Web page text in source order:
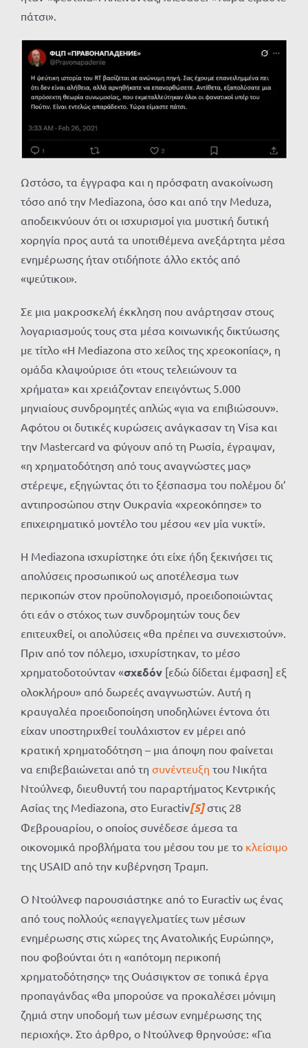
πάτσι».
Ωστόσο, τα έγγραφα και η πρόσφατη ανακοίνωση
τόσο από την Mediazona, όσο και από την Meduza,
αποδεικνύουν ότι οι ισχυρισμοί για μυστική δυτική
χορηγία προς αυτά τα υποτιθέμενα ανεξάρτητα μέσα
ενημέρωσης ήταν οτιδήποτε άλλο εκτός από
«ψεύτικοι».
Σε μια μακροσκελή έκκληση που ανάρτησαν στους
λογαριασμούς τους στα μέσα κοινωνικής δικτύωσης
με τίτλο «Η Mediazona στο χείλος της χρεοκοπίας», η
ομάδα κλαψούρισε ότι «τους τελειώνουν τα
χρήματα» και χρειάζονταν επειγόντως 5.000
μηνιαίους συνδρομητές απλώς «για να επιβιώσουν».
Αφότου οι δυτικές κυρώσεις ανάγκασαν τη Visa και
την Mastercard να φύγουν από τη Ρωσία, έγραψαν,
«η χρηματοδότηση από τους αναγνώστες μας»
στέρεψε, εξηγώντας ότι το ξέσπασμα του πολέμου δι’
αντιπροσώπου στην Ουκρανία «χρεοκόπησε» το
επιχειρηματικό μοντέλο του μέσου «εν μία νυκτί».
Η Mediazona ισχυρίστηκε ότι είχε ήδη ξεκινήσει τις
απολύσεις προσωπικού ως αποτέλεσμα των
περικοπών στον προϋπολογισμό, προειδοποιώντας
ότι εάν ο στόχος των συνδρομητών τους δεν
επιτευχθεί, οι απολύσεις «θα πρέπει να συνεχιστούν».
Πριν από τον πόλεμο, ισχυρίστηκαν, το μέσο
χρηματοδοτούνταν «σχεδόν [εδώ δίδεται έμφαση] εξ
ολοκλήρου» από δωρεές αναγνωστών. Αυτή η
κραυγαλέα προειδοποίηση υποδηλώνει έντονα ότι
είχαν υποστηριχθεί τουλάχιστον εν μέρει από
κρατική χρηματοδότηση – μια άποψη που φαίνεται
να επιβεβαιώνεται από τη συνέντευξη του Νικήτα
Ντούλνεφ, διευθυντή του παραρτήματος Κεντρικής
Ασίας της Mediazona, στο Euractiv[5]στις 28
Φεβρουαρίου, ο οποίος συνέδεσε άμεσα τα
οικονομικά προβλήματα του μέσου του με το κλείσιμο
της USAID από την κυβέρνηση Τραμπ.
Ο Ντούλνεφ παρουσιάστηκε από το Euractiv ως ένας
από τους πολλούς «επαγγελματίες των μέσων
ενημέρωσης στις χώρες της Ανατολικής Ευρώπης»,
που φοβούνται ότι η «απότομη περικοπή
χρηματοδότησης» της Ουάσιγκτον σε τοπικά έργα
προπαγάνδας «θα μπορούσε να προκαλέσει μόνιμη
ζημιά στην υποδομή των μέσων ενημέρωσης της
περιοχής». Στο άρθρο, ο Ντούλνεφ θρηνούσε: «Για